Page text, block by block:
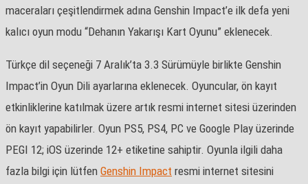
maceraları çeşitlendirmek adına Genshin Impact’e ilk defa yeni
kalıcı oyun modu “Dehanın Yakarışı Kart Oyunu” eklenecek.
Türkçe dil seçeneği 7 Aralık’ta 3.3 Sürümüyle birlikte Genshin
Impact’in Oyun Dili ayarlarına eklenecek. Oyuncular, ön kayıt
etkinliklerine katılmak üzere artık resmi internet sitesi üzerinden
ön kayıt yapabilirler. Oyun PS5, PS4, PC ve Google Play üzerinde
PEGI 12; iOS üzerinde 12+ etiketine sahiptir. Oyunla ilgili daha
fazla bilgi için lütfen Genshin Impact resmi internet sitesini